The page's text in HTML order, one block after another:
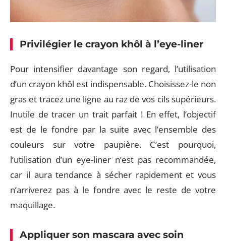
Privilégier le crayon khôl à l’eye-liner
Pour intensifier davantage son regard, l’utilisation
d’un crayon khôl est indispensable. Choisissez-le non
gras et tracez une ligne au raz de vos cils supérieurs.
Inutile de tracer un trait parfait ! En effet, l’objectif
est de le fondre par la suite avec l’ensemble des
couleurs sur votre paupière. C’est pourquoi,
l’utilisation d’un eye-liner n’est pas recommandée,
car il aura tendance à sécher rapidement et vous
n’arriverez pas à le fondre avec le reste de votre
maquillage.
Appliquer son mascara avec soin